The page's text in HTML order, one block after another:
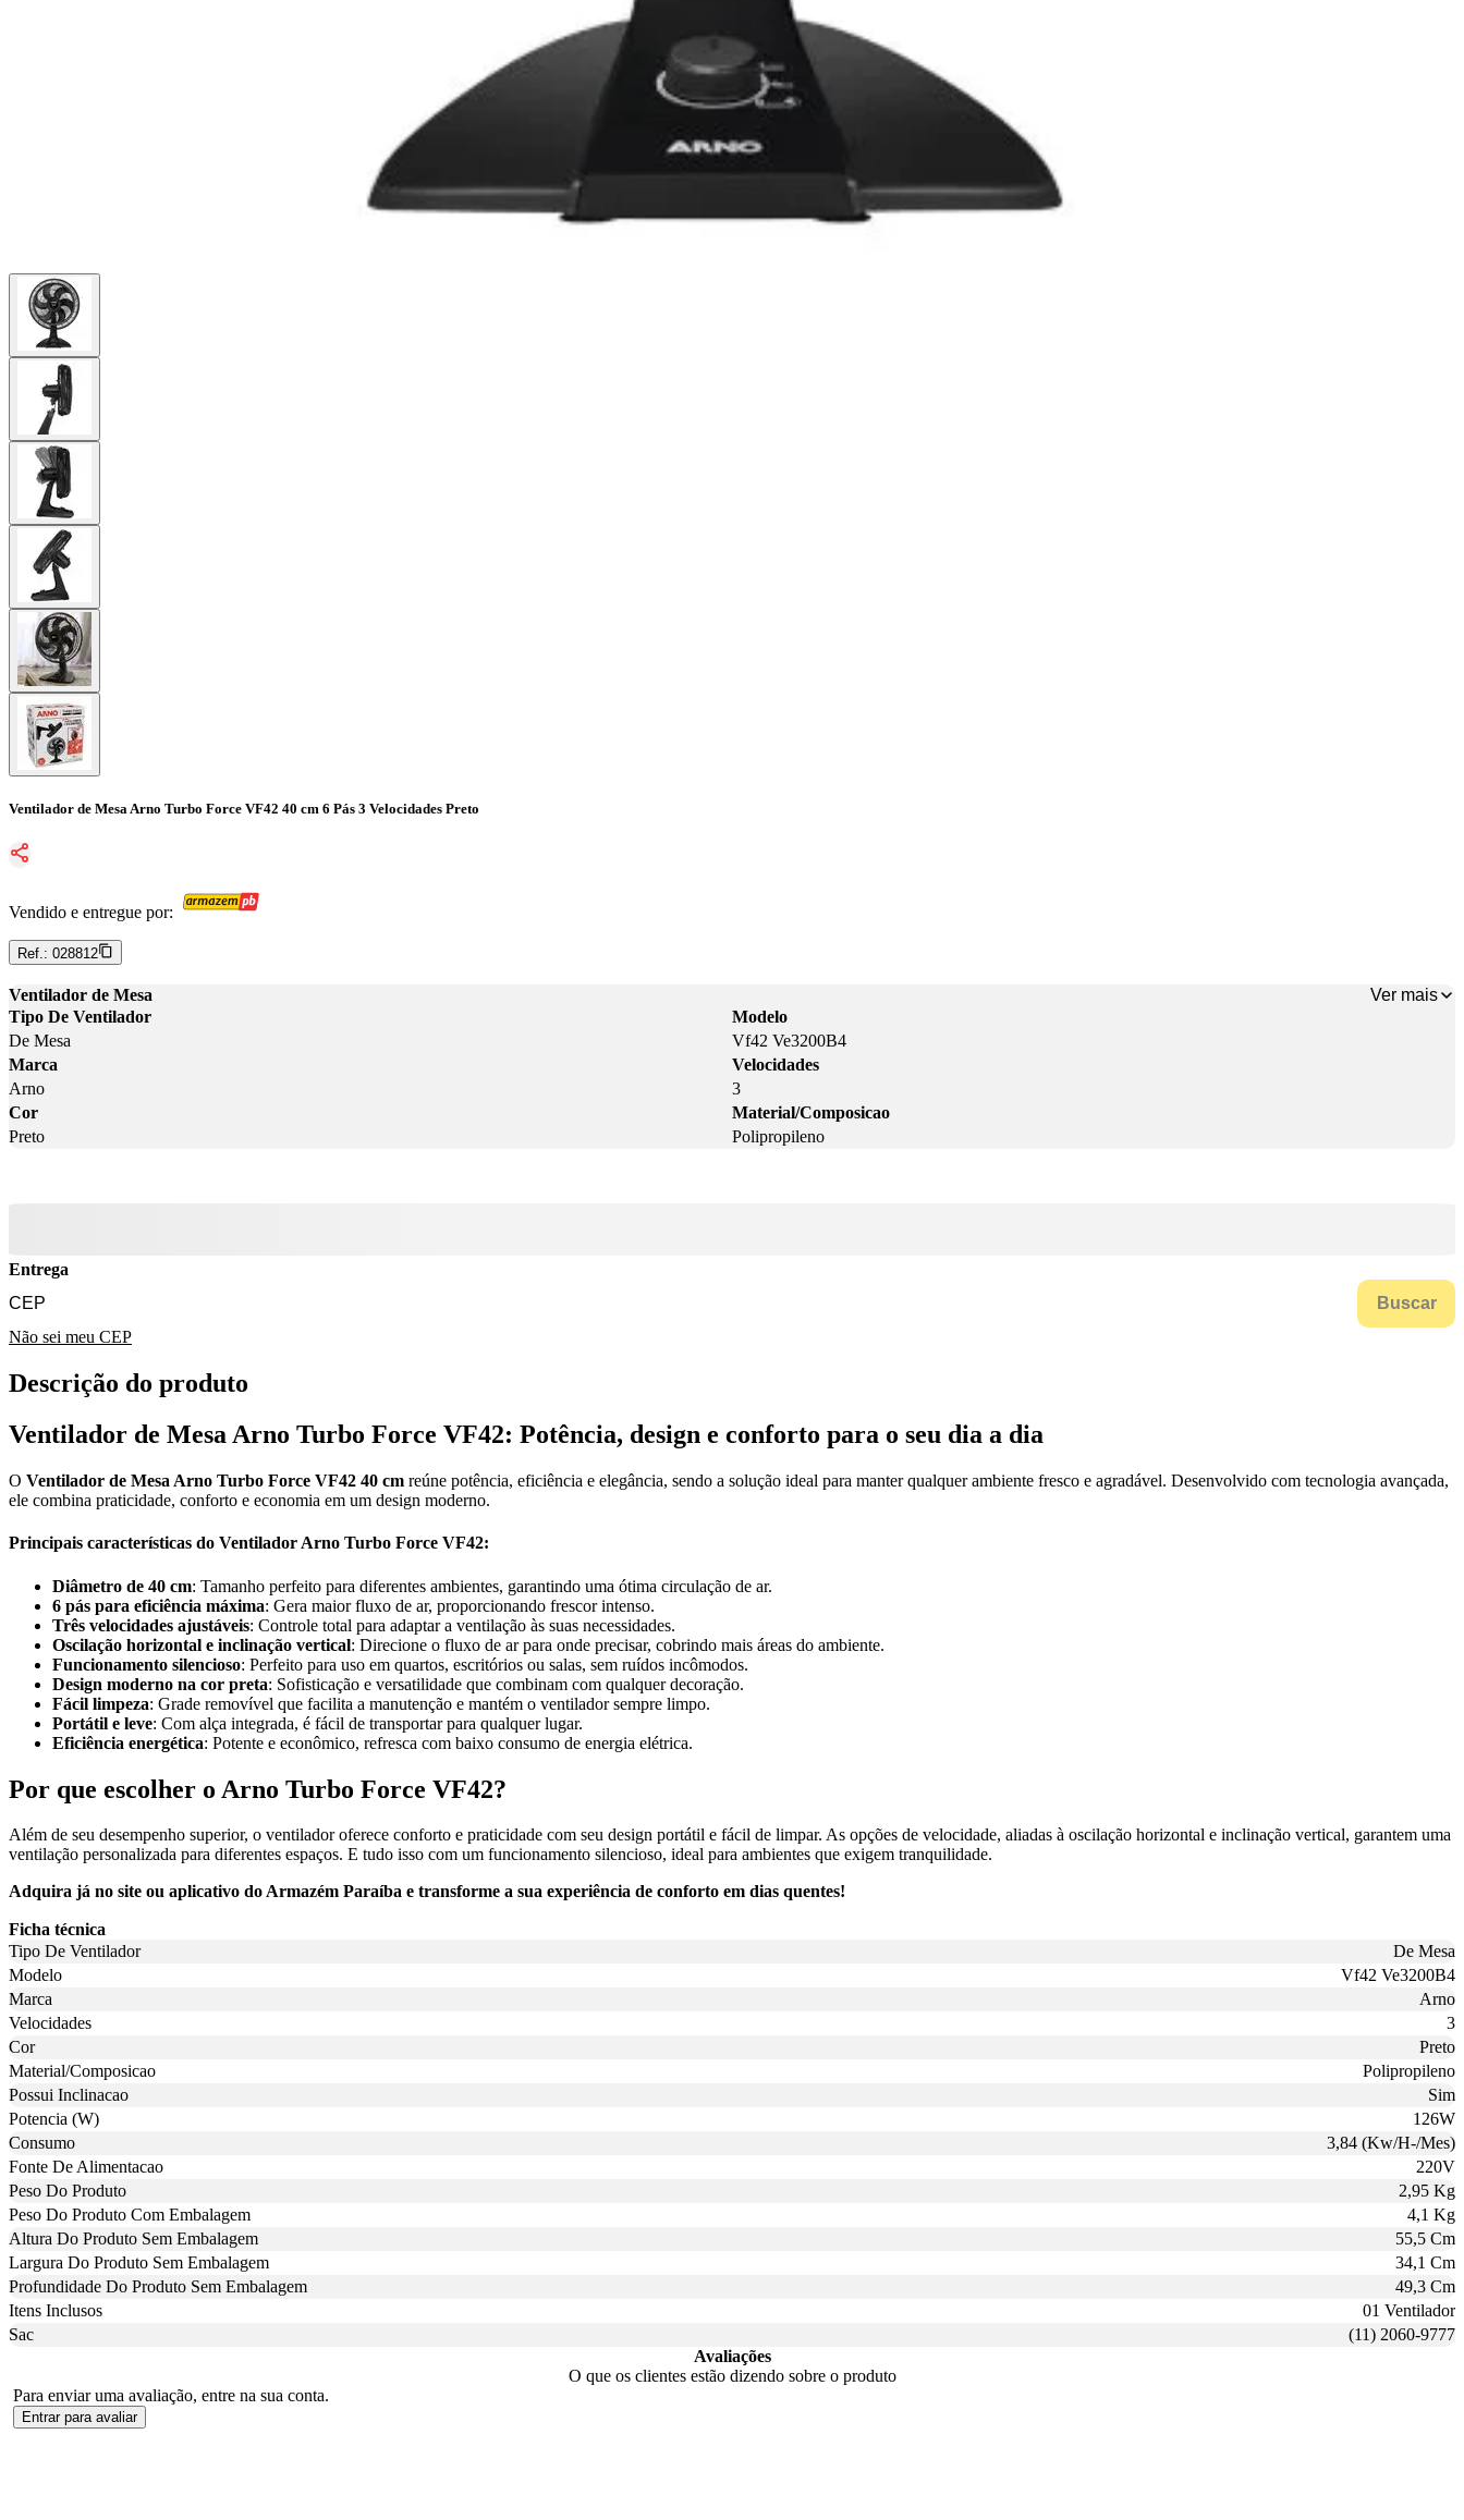
Ventilador de Mesa Arno Turbo Force VF42 40 cm 6 Pás 3 Velocidades Preto
Vendido e entregue por:
Ref.: 028812
Ventilador de Mesa
Ver mais
Tipo De Ventilador
De Mesa
Modelo
Vf42 Ve3200B4
Marca
Arno
Velocidades
3
Cor
Preto
Material/Composicao
Polipropileno
Entrega
Buscar
Não sei meu CEP
Descrição do produto
Ventilador de Mesa Arno Turbo Force VF42: Potência, design e conforto para o seu dia a dia
O Ventilador de Mesa Arno Turbo Force VF42 40 cm reúne potência, eficiência e elegância, sendo a solução ideal para manter qualquer ambiente fresco e agradável. Desenvolvido com tecnologia avançada,
ele combina praticidade, conforto e economia em um design moderno.
Principais características do Ventilador Arno Turbo Force VF42:
Diâmetro de 40 cm: Tamanho perfeito para diferentes ambientes, garantindo uma ótima circulação de ar.
6 pás para eficiência máxima: Gera maior fluxo de ar, proporcionando frescor intenso.
Três velocidades ajustáveis: Controle total para adaptar a ventilação às suas necessidades.
Oscilação horizontal e inclinação vertical: Direcione o fluxo de ar para onde precisar, cobrindo mais áreas do ambiente.
Funcionamento silencioso: Perfeito para uso em quartos, escritórios ou salas, sem ruídos incômodos.
Design moderno na cor preta: Sofisticação e versatilidade que combinam com qualquer decoração.
Fácil limpeza: Grade removível que facilita a manutenção e mantém o ventilador sempre limpo.
Portátil e leve: Com alça integrada, é fácil de transportar para qualquer lugar.
Eficiência energética: Potente e econômico, refresca com baixo consumo de energia elétrica.
Por que escolher o Arno Turbo Force VF42?
Além de seu desempenho superior, o ventilador oferece conforto e praticidade com seu design portátil e fácil de limpar. As opções de velocidade, aliadas à oscilação horizontal e inclinação vertical, garantem uma
ventilação personalizada para diferentes espaços. E tudo isso com um funcionamento silencioso, ideal para ambientes que exigem tranquilidade.
Adquira já no site ou aplicativo do Armazém Paraíba e transforme a sua experiência de conforto em dias quentes!
Ficha técnica
Tipo De Ventilador
De Mesa
Modelo
Vf42 Ve3200B4
Marca
Arno
Velocidades
3
Cor
Preto
Material/Composicao
Polipropileno
Possui Inclinacao
Sim
Potencia (W)
126W
Consumo
3,84 (Kw/H-/Mes)
Fonte De Alimentacao
220V
Peso Do Produto
2,95 Kg
Peso Do Produto Com Embalagem
4,1 Kg
Altura Do Produto Sem Embalagem
55,5 Cm
Largura Do Produto Sem Embalagem
34,1 Cm
Profundidade Do Produto Sem Embalagem
49,3 Cm
Itens Inclusos
01 Ventilador
Sac
(11) 2060-9777
Avaliações
O que os clientes estão dizendo sobre o produto
Para enviar uma avaliação, entre na sua conta.
Entrar para avaliar